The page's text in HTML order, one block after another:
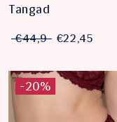
Tangad
€44,9 €22,45
-20%